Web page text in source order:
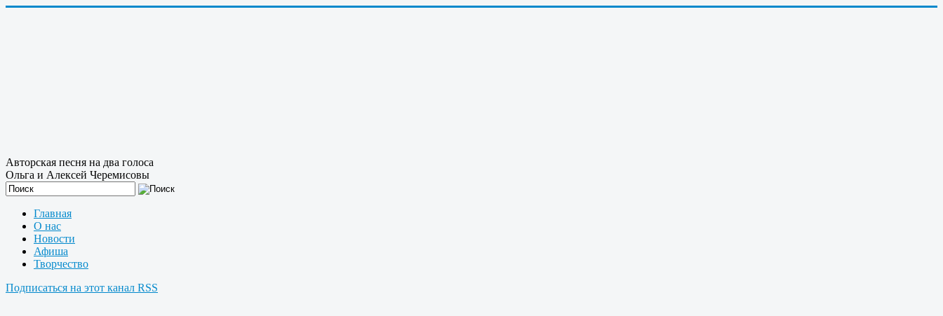
Авторская песня на два голоса
Ольга и Алексей Черемисовы
Главная
О нас
Новости
Афиша
Творчество
Подписаться на этот канал RSS